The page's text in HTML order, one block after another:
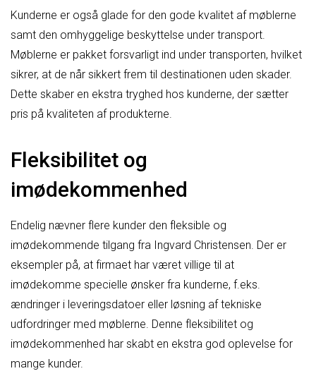
Kunderne er også glade for den gode kvalitet af møblerne
samt den omhyggelige beskyttelse under transport.
Møblerne er pakket forsvarligt ind under transporten, hvilket
sikrer, at de når sikkert frem til destinationen uden skader.
Dette skaber en ekstra tryghed hos kunderne, der sætter
pris på kvaliteten af produkterne.
Fleksibilitet og
imødekommenhed
Endelig nævner flere kunder den fleksible og
imødekommende tilgang fra Ingvard Christensen. Der er
eksempler på, at firmaet har været villige til at
imødekomme specielle ønsker fra kunderne, f.eks.
ændringer i leveringsdatoer eller løsning af tekniske
udfordringer med møblerne. Denne fleksibilitet og
imødekommenhed har skabt en ekstra god oplevelse for
mange kunder.